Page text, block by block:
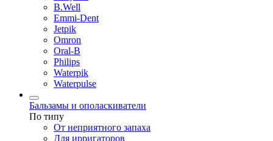
B.Well
Emmi-Dent
Jetpik
Omron
Oral-B
Philips
Waterpik
Waterpulse
Бальзамы и ополаскиватели
По типу
От неприятного запаха
Для ирригаторов